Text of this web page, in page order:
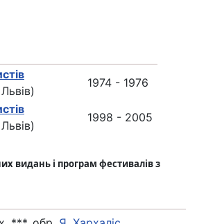
1974 - 1976
1998 - 2005
видань і програм фестивалів з